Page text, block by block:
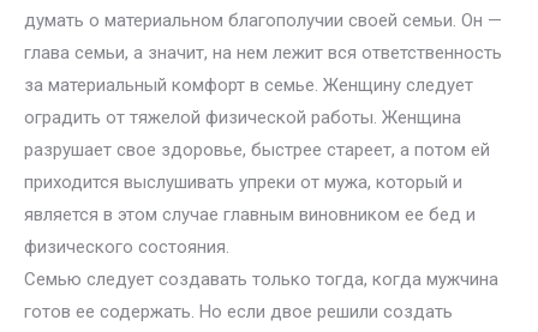
думать о материальном благополучии своей семьи. Он —
глава семьи, а значит, на нем лежит вся ответственность
за материальный комфорт в семье. Женщину следует
оградить от тяжелой физической работы. Женщина
разрушает свое здоровье, быстрее стареет, а потом ей
приходится выслушивать упреки от мужа, который и
является в этом случае главным виновником ее бед и
физического состояния.
Семью следует создавать только тогда, когда мужчина
готов ее содержать. Но если двое решили создать